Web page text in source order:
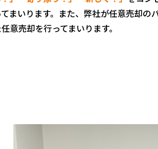
まいります。また、弊社が任意売却の
意売却を行ってまいります。